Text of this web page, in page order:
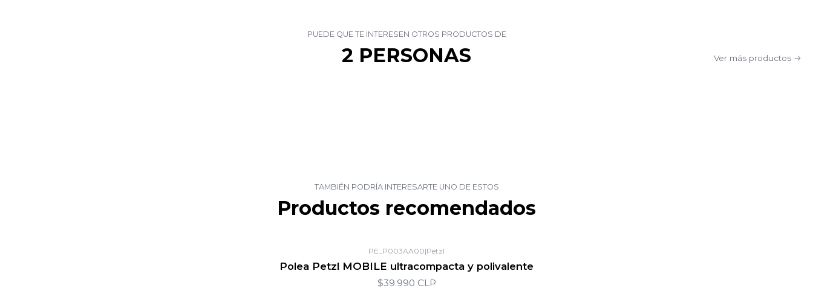
PUEDE QUE TE INTERESEN OTROS PRODUCTOS DE
2 PERSONAS Ver más productos
TAMBIÉN PODRÍA INTERESARTE UNO DE ESTOS
Productos recomendados
PE_P003AA00|Petzl
Polea Petzl MOBILE ultracompacta y polivalente
$39.990 CLP